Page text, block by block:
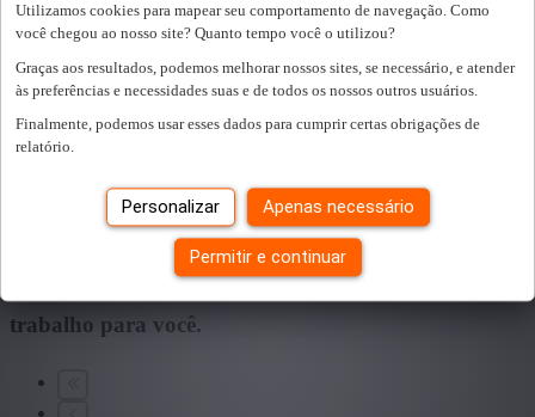
Utilizamos cookies para mapear seu comportamento de navegação. Como
você chegou ao nosso site? Quanto tempo você o utilizou?
Graças aos resultados, podemos melhorar nossos sites, se necessário, e atender
às preferências e necessidades suas e de todos os nossos outros usuários.
Finalmente, podemos usar esses dados para cumprir certas obrigações de
relatório.
Personalizar Apenas necessário
Permitir e continuar
Sector
+ Mostrar mais
- Mostrar menos
Educação
+ Mostrar mais
+ Mostrar mais - Mostrar menos
vagas para si. encontramos um
trabalho para você.